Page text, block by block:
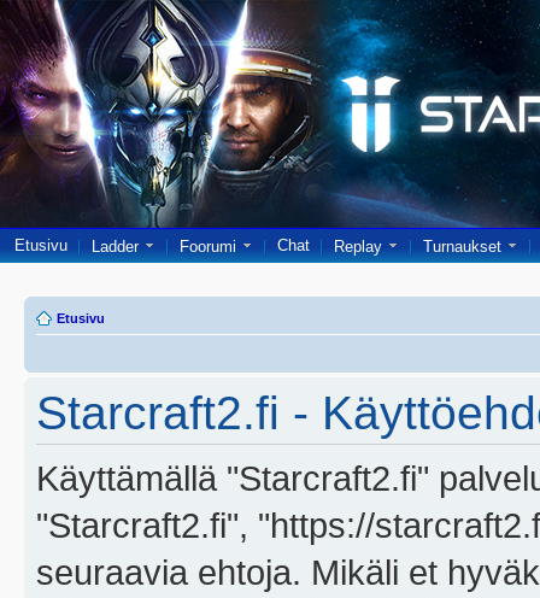
Etusivu Ladder Foorumi Chat Replay Turnaukset
Etusivu
Starcraft2.fi -
Käyttämällä "Starcraft2.fi"
"Starcraft2.fi", "https://
seuraavia ehtoja. Mikäli et